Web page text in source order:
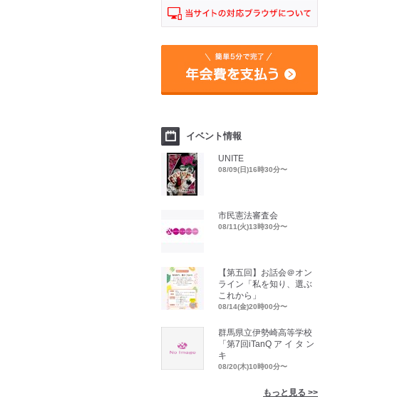
イベント情報
UNITE
08/09(日)16時30分〜
市民憲法審査会
08/11(火)13時30分〜
【第五回】お話会＠オン
ライン「私を知り、選ぶ
これから」
08/14(金)20時00分〜
群馬県立伊勢崎高等学校
「第7回iTanQ ア イ タ ン
キ
08/20(木)10時00分〜
もっと見る >>